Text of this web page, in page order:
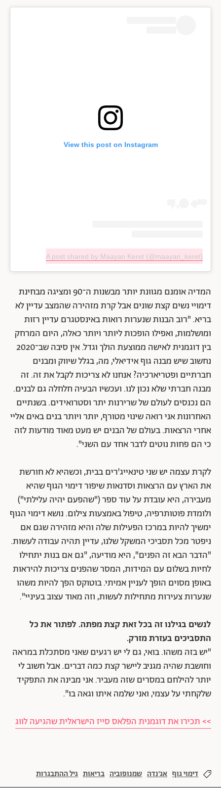
View this post on Instagram
A post shared by Maayan Keret (@maayan_keret)
המדיה אומנם מגוונת יותר מבשנות ה־90 ומציגה מבחינת
דימויי נשים קצת שונים אבל קרת מזהירה שהמצב עדיין לא
בריא. "רוב הבנות שנערות רואות באינסטגרם עדיין רזות
ומושלמות, ואפילו הופכות ליותר ויותר כאלה, היום המרחק
בין דוגמנית לאישה ממוצעת הולך וגדל. אין סיבה שב־2020
נחשוב שיש מבנה גוף אידיאלי, מה, בגלל שיווק ומבנים
חברתיים ופטריארכיה? אנחנו לא צריכות לקבל את זה. זה
מבנה חברתי שלא נכון לנו. ועכשיו הבעיה חלחלה גם לבנים.
הם נכנסים לעולם של שרירנות יתר וסטרואידים. בשנתיים
האחרונות אני רואה שינוי מטורף, יותר ויותר בנים באים אליי
אחרי הרצאות. בעולם של הבנים יש מעט מאוד מודעות לזה
כי הם פחות נוטים לדבר אחד עם השני".
לקרת עצמה יש שני טינאייג'רים בבית, וכשהיא לא חורשת
את הארץ עם הרצאות וסדנאות שיפור דימוי הגוף שהיא
מעבירה, היא עובדת על עוד ספר ("שהפעם יהיה עלילתי")
ולומדת פוטותרפיה, טיפול באמצעות צילום. נושא דימוי הגוף
ימשיך להיות במרכז הפעילות שלה והיא מזהירה שגם אם
ניפטר מכל תסביכי המשקל שלנו, עדיין תהיה עבודה לעשות.
"הדבר הבא זה הפנים", היא מודיעה, "גם אם בנות יתחילו
לחיות בשלום עם המידות, המסר שהפנים צריכות להיראות
באופן מסוים הופך לעניין אמיתי. בוטוקס הפך להיות משהו
שנערות צעירות מתחילות לעשות, וזה מאוד עצוב בעיניי".
לנשים בגילנו זה בכל זאת קצת מפתה. לפתור את כל
התסביכים בעזרת מזרק.
"יש בזה משהו. בואי, גם לי יש רגעים שאני מסתכלת במראה
וחושבת שהיה מגניב ליישר קצת כמה דברים. אבל חשוב לי
יותר להילחם במסרים שזה מעביר. אני מבינה את התפקיד
שלקחתי על עצמי, ואני שלמה איתו וגאה בו".
>> תכירו את דוגמנית הפלאס סייז הישראלית שהגיעה לווג
דימוי גוף אג'נדה שמנופוביה בריאות גיל ההתבגרות
מעיין קרת